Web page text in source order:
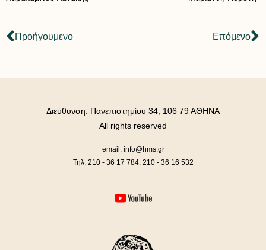
Προήγουμενο Επόμενο
email: info@hms.gr
Τηλ: 210 - 36 17 784, 210 - 36 16 532
Διεύθυνση: Πανεπιστημίου 34, 106 79 ΑΘΗΝΑ
All rights reserved